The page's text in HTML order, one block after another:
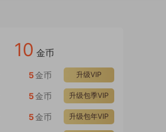
现代舰船 2026全
3分钟前
Casa BRUTUS特别
1小时前
看世界 2026全年1-
1小时前
10 金币
升级VIP
5金币
升级包季VIP
5金币
升级包年VIP
5金币